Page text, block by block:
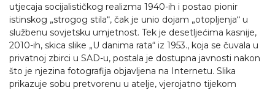
utjecaja socijalističkog realizma 1940-ih i postao pionir
istinskog „strogog stila“, čak je unio dojam „otopljenja“ u
službenu sovjetsku umjetnost. Tek je desetljećima kasnije,
2010-ih, skica slike „U danima rata“ iz 1953., koja se čuvala u
privatnoj zbirci u SAD-u, postala je dostupna javnosti nakon
što je njezina fotografija objavljena na Internetu. Slika
prikazuje sobu pretvorenu u atelje, vjerojatno tijekom